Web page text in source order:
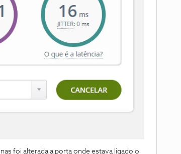
foi alterada a porta onde estava ligado o